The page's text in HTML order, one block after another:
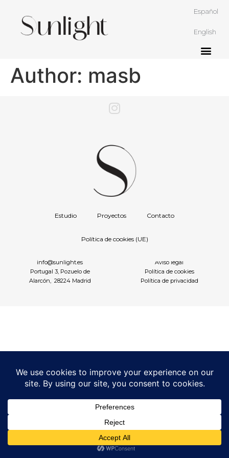
We use cookies to optimize our website and our service.
Aceptar cookies
See preferences
Español
English
Author: masb
Estudio Proyectos Contacto
Política de cookies (UE)
info@sunlight.es
Portugal 3, Pozuelo de
Alarcón, 28224 Madrid
Aviso legal
Política de cookies
Política de privacidad